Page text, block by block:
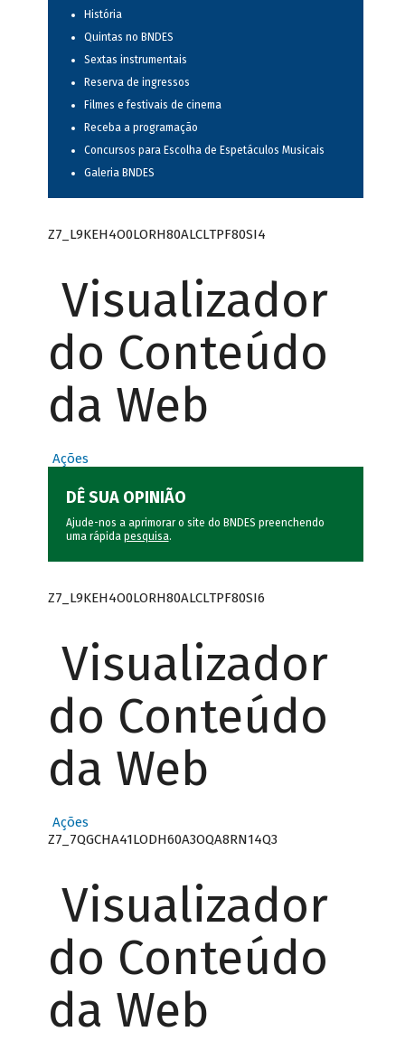
História
Quintas no BNDES
Sextas instrumentais
Reserva de ingressos
Filmes e festivais de cinema
Receba a programação
Concursos para Escolha de Espetáculos Musicais
Galeria BNDES
Z7_L9KEH4O0LORH80ALCLTPF80SI4
Visualizador
do Conteúdo
da Web
Ações
DÊ SUA OPINIÃO
Ajude-nos a aprimorar o site do BNDES preenchendo
uma rápida pesquisa.
Z7_L9KEH4O0LORH80ALCLTPF80SI6
Visualizador
do Conteúdo
da Web
Ações
Z7_7QGCHA41LODH60A3OQA8RN14Q3
Visualizador
do Conteúdo
da Web